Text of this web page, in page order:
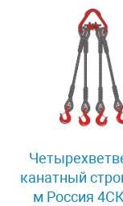
канатный
м Россия